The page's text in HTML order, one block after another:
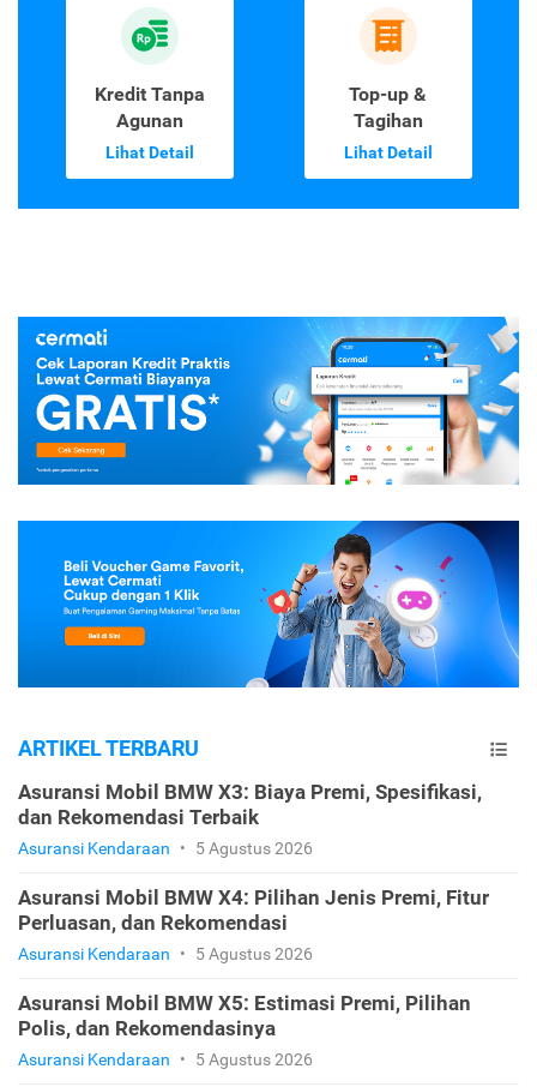
Kredit Tanpa
Agunan
Lihat Detail
Top-up &
Tagihan
Lihat Detail
ARTIKEL TERBARU
Asuransi Mobil BMW X3: Biaya Premi, Spesifikasi,
dan Rekomendasi Terbaik
Asuransi Kendaraan • 5 Agustus 2026
Asuransi Mobil BMW X4: Pilihan Jenis Premi, Fitur
Perluasan, dan Rekomendasi
Asuransi Kendaraan • 5 Agustus 2026
Asuransi Mobil BMW X5: Estimasi Premi, Pilihan
Polis, dan Rekomendasinya
Asuransi Kendaraan • 5 Agustus 2026